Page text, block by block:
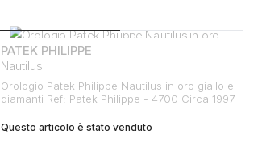
PATEK PHILIPPE
Nautilus
Orologio Patek Philippe Nautilus in oro giallo e
diamanti Ref: Patek Philippe - 4700 Circa 1997
Questo articolo è stato venduto